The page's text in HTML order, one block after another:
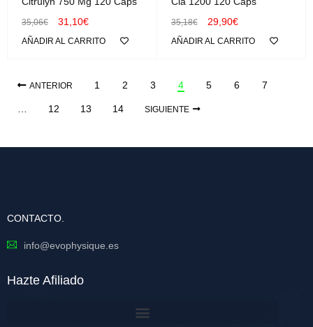
35,06€ 31,10€
AÑADIR AL CARRITO
35,18€ 29,90€
AÑADIR AL CARRITO
ANTERIOR 1 2 3 4 5 6 7
… 12 13 14 SIGUIENTE
CONTACTO.
info@evophysique.es
Hazte Afiliado